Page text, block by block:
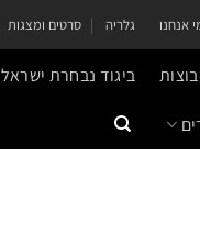
אנחנו גלריה סרטים ומצגות
ביגוד נבחרת ישראל